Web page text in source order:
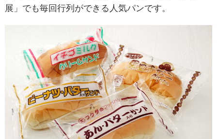
展」でも毎回行列ができる人気パンです。